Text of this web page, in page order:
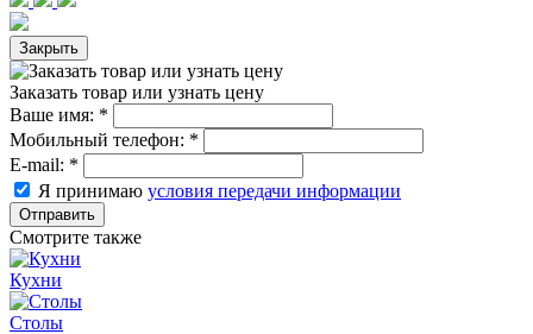
Закрыть
Заказать товар или узнать цену
Ваше имя: *
Мобильный телефон: *
E-mail: *
Я принимаю условия передачи информации
Отправить
Смотрите также
Кухни
Столы